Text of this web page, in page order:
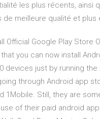
les plus récents, ainsi
de meilleure qualité et plus
Official Google Play Store
you can now install
devices just by running
through Android app
1Mobile. Still, they are
use of their paid android